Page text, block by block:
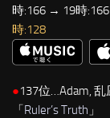
時:166 → 19時
時:128
●137位…Adam, 乱
「Ruler’s Truth 」